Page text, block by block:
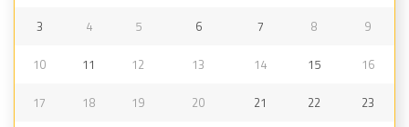
3 4 5 6 7 8 9
10 11 12 13 14 15 16
17 18 19 20 21 22 23